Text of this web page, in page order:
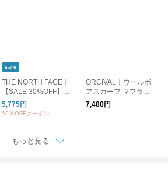
sale
THE NORTH FACE｜
【SALE 30%OFF】Mi
cro Fleece Muffler マ
イクロフリースマフラ
5,775円
10％OFFクーポン
ORCIVAL｜ウールボ
アスカーフ マフラー o
r-h0262bff
7,480円
もっと見る